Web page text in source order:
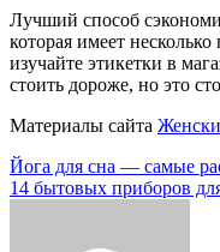
Лучший способ
которая имеет
изучайте этикетки в
стоить дороже, но это
Материалы сайта
Навигация
по
Йога для сна — самые
14 бытовых приборов